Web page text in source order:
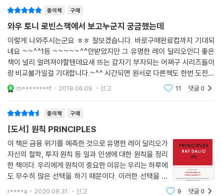
영에서 발생할 수 있는 거의 모든 상황을 접하게 되었다. 그래서 이 모든 상
황에 대처 가능한 수백 개의 원칙을 마련했다. 그 후 업무 원칙 모음집은 투
자 원칙 모음집처럼 일종의 ‘의사결정 도서관’ 역할을 하게 되었다고 한다.
비밀로 남기려던 경영 철학 전 세계 베스트셀러가 되다레이 달리오가 정
리한 자신의 인생 철학과 투자 개념은 ‘원칙Principles’라는 제목의 111페
이지짜리 문서로 정리되었고, 모든 직원들의 필독 자료이자 브리지워터의
기업 문화를 상징하는 문서가 되었다. 최근까지 달리오는 자신의 기업 시
스템을 대부분 비밀로 유지하려고 했다. 하지만 은퇴할 시점이 다가오자,
자신의 독특한 경영 방식을 공유하기로 결정했다. 2017년 9월에 레이 달
리오는 『원칙 Principles: Life and Work』을 출간했다. 이 책은 출간 즉
시 뉴욕타임스 베스트셀러 1위에 올랐으며 출간 전에 이미 중국, 독일, 이
탈리아, 프랑스, 스페인 등 전 세계에 판권이 팔리며 세계적 베스트셀러가
될 것을 예고했다. 레이 달리오가 중국을 방문했을 때 인터뷰에서 이렇게
말했다. “인생에는 3단계가 있다고 생각한다. 첫 번째 단계는 학생의 단계
이다. 끊임없이 배워야 하고 다른 사람에게 기댈 수밖에 없는 단계이다. 두
번째 단계는 일하는 단계이다. 다른 사람들이 당신에게 기대는 단계이고
종이책 구매
와우 토니 로빈스책에서 보고누군지 궁금했는데
이렇게 나와주시는군요 ㅎㅎ 잘보겠습니다. 바로구매완료컵까지 기대되
네요 ~~^^1등 ~~~~~^^안받았지만 그 유명한 레이 달리오인디 좋은
책이 널리 알려져야할텐데요새 뜨는 갑자기 부자되는 어쩌구 시리즈들이
랑 비교불가일걸 기대합니다.~^^ 시간되면 원서로 다른책도 한번 도전하
겟습니다..빠른배송과 안전한포장이 필요해요...
m********f 2018.06.09. 신고 11 댓글0
종이책 구매
[도서] 원칙 PRINCIPLES
이 책은 금융 위기를 예측한 것으로 유명한 레이 달리오가
자신의 철학, 투자 원칙 등 일과 인생에 대한 원칙을 정리
한 책이다. 우리에게 원칙이 중요한 이유는 우리는 하루에
도 무수히 많은 선택을 하기 때문이다. 이러한 선택을 아
무 생각없이 하는 것보단 판단을 위한 자신만의 규칙이 있
r****a 2020.08.31. 신고 9 댓글0